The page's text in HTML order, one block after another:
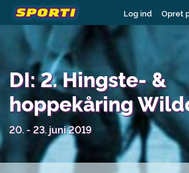
Log ind Opret
DI: 2. Hingste- &
hoppekåring
20. - 23. juni 2019